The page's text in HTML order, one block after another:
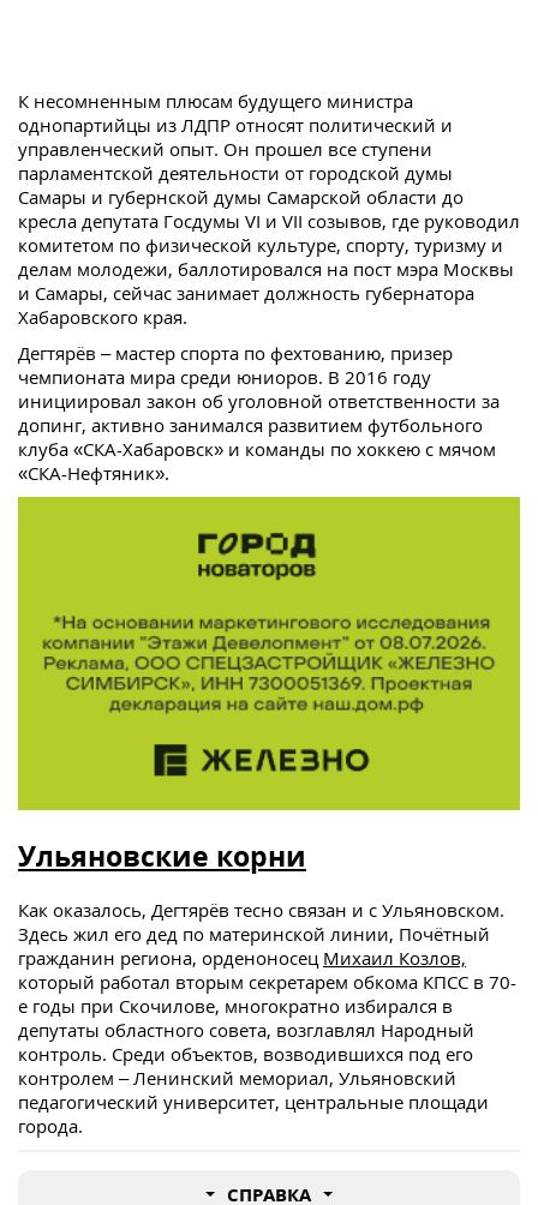
К несомненным плюсам будущего министра
однопартийцы из ЛДПР относят политический и
управленческий опыт. Он прошел все ступени
парламентской деятельности от городской думы
Самары и губернской думы Самарской области до
кресла депутата Госдумы VI и VII созывов, где руководил
комитетом по физической культуре, спорту, туризму и
делам молодежи, баллотировался на пост мэра Москвы
и Самары, сейчас занимает должность губернатора
Хабаровского края.
Дегтярёв – мастер спорта по фехтованию, призер
чемпионата мира среди юниоров. В 2016 году
инициировал закон об уголовной ответственности за
допинг, активно занимался развитием футбольного
клуба «СКА-Хабаровск» и команды по хоккею с мячом
«СКА-Нефтяник».
Ульяновские корни
Как оказалось, Дегтярёв тесно связан и с Ульяновском.
Здесь жил его дед по материнской линии, Почётный
гражданин региона, орденоносец Михаил Козлов,
который работал вторым секретарем обкома КПСС в 70-
е годы при Скочилове, многократно избирался в
депутаты областного совета, возглавлял Народный
контроль. Среди объектов, возводившихся под его
контролем – Ленинский мемориал, Ульяновский
педагогический университет, центральные площади
города.
СПРАВКА